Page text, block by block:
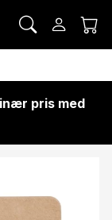
pris med